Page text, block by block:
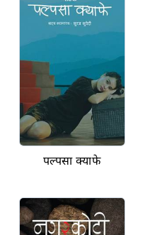
पल्पसा क्याफे